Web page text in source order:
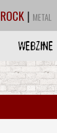
ROCK | METAL
WEBZINE